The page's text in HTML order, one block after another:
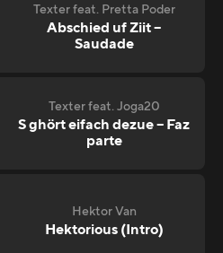
Texter feat. Pretta Poder
Abschied uf Ziit –
Saudade
Texter feat. Joga20
S ghört eifach dezue – Faz
parte
Hektor Van
Hektorious (Intro)